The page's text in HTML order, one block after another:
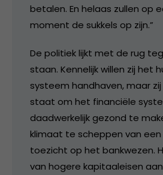
betalen. En helaas zullen op
moment de sukkels op zijn.”
De politiek lijkt met de rug
staan. Kennelijk willen zij het
systeem handhaven, maar
staat om het financiële
daadwerkelijk gezond te
klimaat te scheppen van
toezicht op het bankwezen.
van hogere kapitaaleisen